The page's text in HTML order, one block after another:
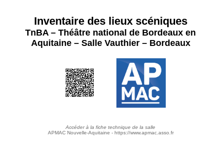
Inventaire des lieux scéniques
TnBA – Théâtre national de Bordeaux en
Aquitaine – Salle Vauthier – Bordeaux
Accéder à la fiche technique de la salle
APMAC Nouvelle-Aquitaine - https://www.apmac.asso.fr